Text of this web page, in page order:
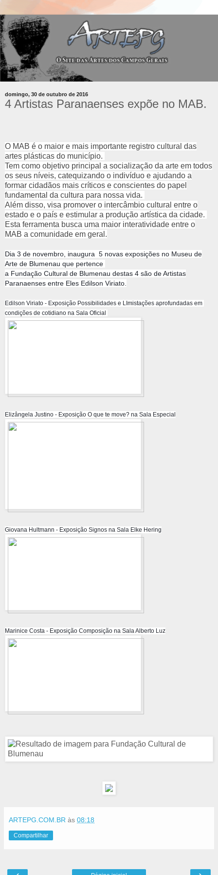
domingo, 30 de outubro de 2016
4 Artistas Paranaenses expõe no MAB.
O MAB é o maior e mais importante registro cultural das
artes plásticas do município.
Tem como objetivo principal a socialização da arte em todos
os seus níveis, catequizando o indivíduo e ajudando a
formar cidadãos mais críticos e conscientes do papel
fundamental da cultura para nossa vida.
Além disso, visa promover o intercâmbio cultural entre o
estado e o país e estimular a produção artística da cidade.
Esta ferramenta busca uma maior interatividade entre o
MAB a comunidade em geral.
Dia 3 de novembro, inaugura 5 novas exposições no Museu de
Arte de Blumenau que pertence
a Fundação Cultural de Blumenau destas 4 são de Artistas
Paranaenses entre Eles Edilson Viriato.
Edilson Viriato - Exposição Possibilidades e LImistações aprofundadas em
condições de cotidiano na Sala Oficial
Elizângela Justino - Exposição O que te move? na Sala Especial
Giovana Hultmann - Exposição Signos na Sala Elke Hering
Marinice Costa - Exposição Composição na Sala Alberto Luz
ARTEPG.COM.BR às 08:18
Compartilhar